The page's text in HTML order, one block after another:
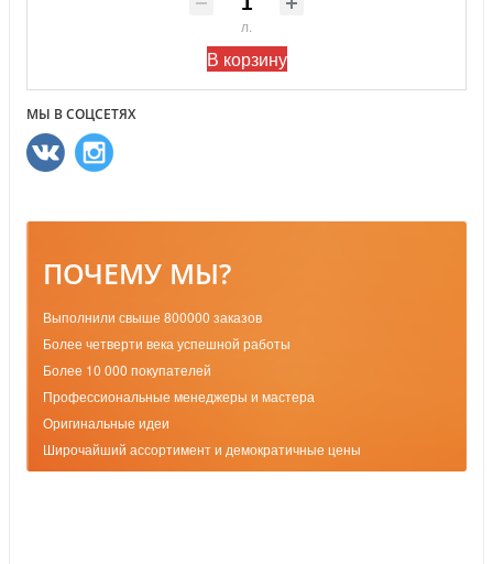
л.
В корзину
МЫ В СОЦСЕТЯХ
ПОЧЕМУ МЫ?
Выполнили свыше 800000 заказов
Более четверти века успешной работы
Более 10 000 покупателей
Профессиональные менеджеры и мастера
Оригинальные идеи
Широчайший ассортимент и демократичные цены